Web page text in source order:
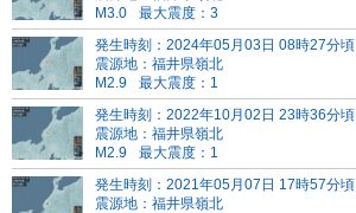
M3.0
最大震度：3
発生時刻：2024年05月03日 08時27分頃
震源地：福井県嶺北
M2.9
最大震度：1
発生時刻：2022年10月02日 23時36分頃
震源地：福井県嶺北
M2.9
最大震度：1
発生時刻：2021年05月07日 17時57分頃
震源地：福井県嶺北